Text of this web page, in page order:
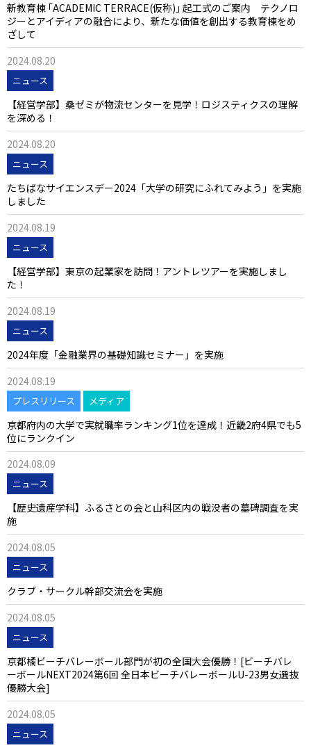
新教育棟 ｢ACADEMIC TERRACE(仮称)｣ 起工式のご案内 テクノロ
ジーとアイディアの融合により、新たな価値を創出する教育棟をめ
ざして
2024.08.20
ニュース
【経営学部】桑ゼミが物流センターを見学！ロジスティクスの理解
を深める！
2024.08.20
ニュース
たちばなサイエンスデー2024「大学の研究にふれてみよう」を実施
しました
2024.08.19
ニュース
【経営学部】東京の起業家を訪問！アントレツアーを実施しまし
た！
2024.08.19
ニュース
2024年度「金融業界の基礎知識セミナー」を実施
2024.08.19
プレスリリース メディア
京都府内の大学で実就職率ランキング1位を達成！近畿2府4県でも5
位にランクイン
2024.08.09
ニュース
【歴史遺産学科】ふるさとの会と山科区内の戦没者の墓碑調査を実
施
2024.08.05
ニュース
クラブ・サークル幹部交流会を実施
2024.08.05
ニュース
京都橘ビーチバレーボール部門が初の全国大会優勝！[ビーチバレ
ーボールNEXT2024第6回 全日本ビーチバレーボールU-23男女選抜
優勝大会]
2024.08.05
ニュース